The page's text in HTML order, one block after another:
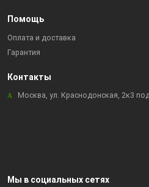
Помощь
Оплата и доставка
Гарантия
Контакты
Москва, ул. Краснодонская, 2к3
Мы в социальных сетях